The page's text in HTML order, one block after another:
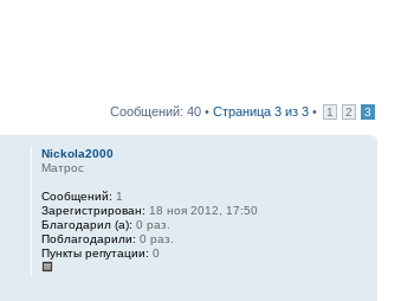
Сообщений: 40 • Страница 3 из 3 • 1 2 3
Nickola2000
Матрос
Сообщений: 1
Зарегистрирован: 18 ноя 2012, 17:50
Благодарил (а): 0 раз.
Поблагодарили: 0 раз.
Пункты репутации: 0